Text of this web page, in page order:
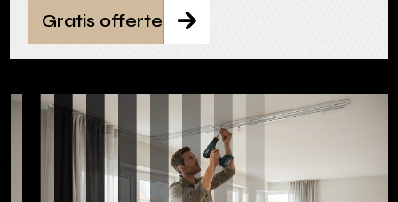

Gratis offerte